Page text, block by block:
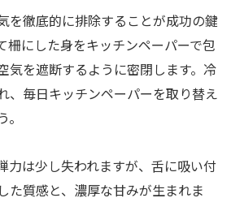
を徹底的に排除することが成功の鍵
柵にした身をキッチンペーパーで包
気を遮断するように密閉します。冷
、毎日キッチンペーパーを取り替え
力は少し失われますが、舌に吸い付
た質感と、濃厚な甘みが生まれま